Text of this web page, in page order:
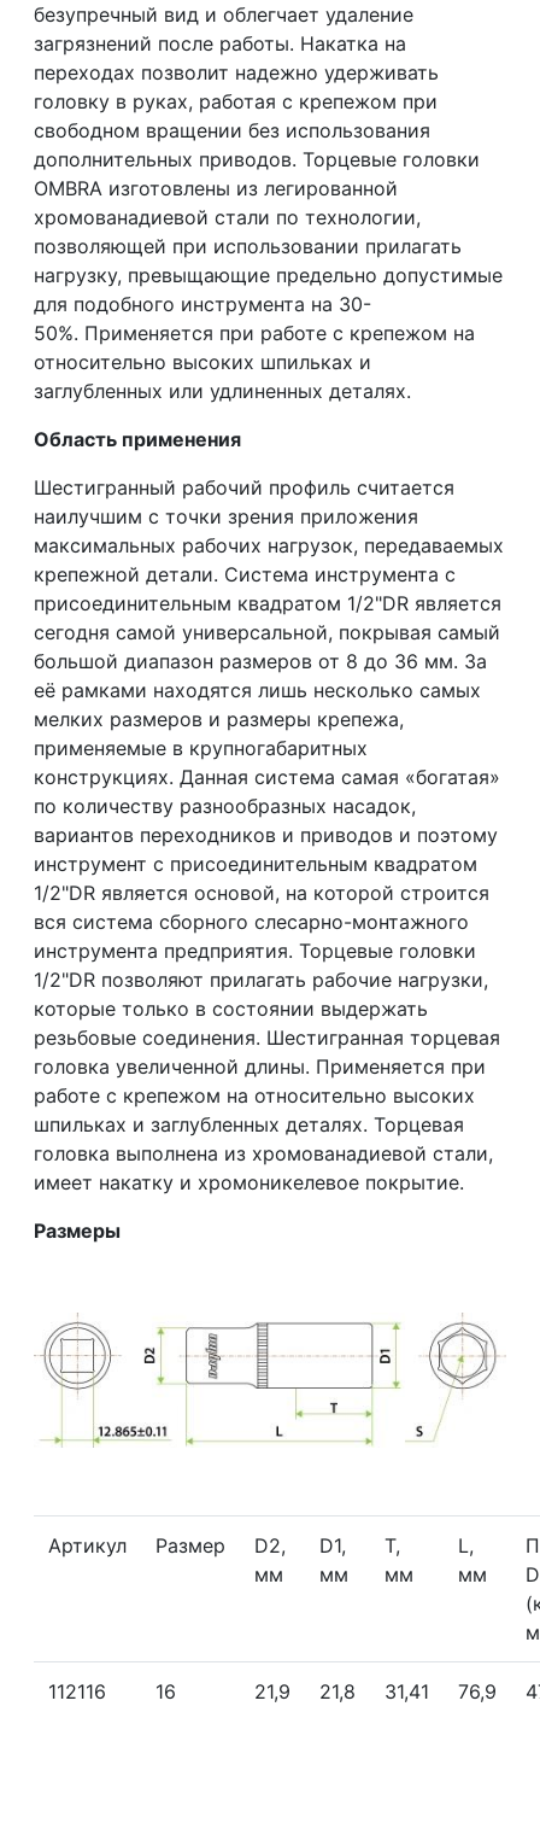
безупречный вид и облегчает удаление
загрязнений после работы. Накатка на
переходах позволит надежно удерживать
головку в руках, работая с крепежом при
свободном вращении без использования
дополнительных приводов. Торцевые головки
OMBRA изготовлены из легированной
хромованадиевой стали по технологии,
позволяющей при использовании прилагать
нагрузку, превыщающие предельно допустимые
для подобного инструмента на 30-
50%. Применяется при работе с крепежом на
относительно высоких шпильках и
заглубленных или удлиненных деталях.
Область применения
Шестигранный рабочий профиль считается
наилучшим с точки зрения приложения
максимальных рабочих нагрузок, передаваемых
крепежной детали. Система инструмента с
присоединительным квадратом 1/2"DR является
сегодня самой универсальной, покрывая самый
большой диапазон размеров от 8 до 36 мм. За
её рамками находятся лишь несколько самых
мелких размеров и размеры крепежа,
применяемые в крупногабаритных
конструкциях. Данная система самая «богатая»
по количеству разнообразных насадок,
вариантов переходников и приводов и поэтому
инструмент с присоединительным квадратом
1/2"DR является основой, на которой строится
вся система сборного слесарно-монтажного
инструмента предприятия. Торцевые головки
1/2"DR позволяют прилагать рабочие нагрузки,
которые только в состоянии выдержать
резьбовые соединения. Шестигранная торцевая
головка увеличенной длины. Применяется при
работе с крепежом на относительно высоких
шпильках и заглубленных деталях. Торцевая
головка выполнена из хромованадиевой стали,
имеет накатку и хромоникелевое покрытие.
Размеры
Артикул Размер
D2,
мм
D1,
мм
Т,
мм
L,
мм
112116 16 21,9 21,8 31,41 76,9